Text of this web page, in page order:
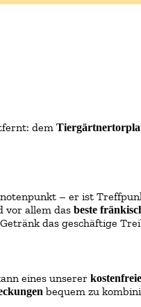
dem
– er ist
vor allem das beste
das geschäftige
eines unserer
bequem zu